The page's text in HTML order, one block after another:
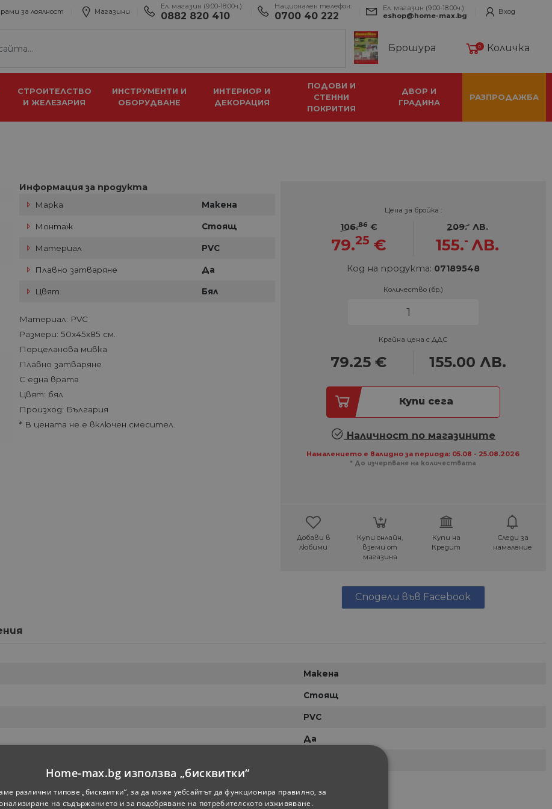
за лоялност Магазини
Ел. магазин (9:00-18:00ч.):
0882 820 410
Национален телефон:
0700 40 222
Ел. магазин (9:00-18:00ч.):
eshop@home-max.bg
Вход
Брошура 0 Количка
СТРОИТЕЛСТВО
И ЖЕЛЕЗАРИЯ
ИНСТРУМЕНТИ И
ОБОРУДВАНЕ
ИНТЕРИОР И
ДЕКОРАЦИЯ
ПОДОВИ И
СТЕННИ
ПОКРИТИЯ
ДВОР И
ГРАДИНА
РАЗПРОДАЖБА
Информация за продукта
Марка Макена
Монтаж Стоящ
Материал PVC
Плавно затваряне Да
Цвят Бял
Материал: PVC
Размери: 50х45х85 см.
Порцеланова мивка
Плавно затваряне
С една врата
Цвят: бял
Произход: България
* В цената не е включен смесител.
Цена за бройка :
106.86 €
79.25 €
209.- ЛВ.
155.- ЛВ.
Код на продукта: 07189548
Количество (бр.)
Крайна цена с ДДС
79.25 € 155.00 ЛВ.
Купи сега
Наличност по магазините
Намалението е валидно за периода: 05.08 - 25.08.2026
* До изчерпване на количествата
Добави в
любими
Купи онлайн,
вземи от
магазина
Купи на
Кредит
Следи за
намаление
Сподели във Facebook
Макена
Стоящ
PVC
Да
Home-max.bg използва „бисквитки“
различни типове „бисквитки“, за да може уебсайтът да функционира правилно, за
на съдържанието и за подобряване на потребителското изживяване.